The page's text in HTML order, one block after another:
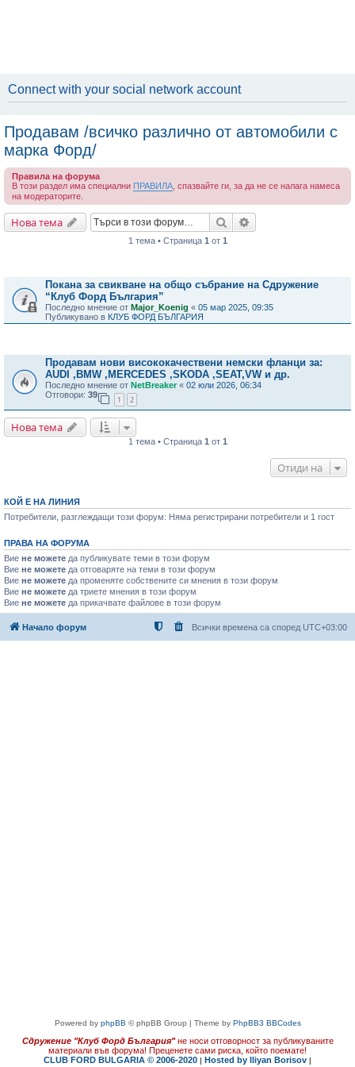
Connect with your social network account
Продавам /всичко различно от автомобили с
марка Форд/
Правила на форума
В този раздел има специални ПРАВИЛА , спазвайте ги, за да не се налага намеса
на модераторите.
Нова тема Търсене
1 тема • Страница 1 от 1
Покана за свикване на общо събрание на Сдружение
“Клуб Форд България”
Последно мнение от Major_Koenig « 05 мар 2025, 09:35
Публикувано в КЛУБ ФОРД БЪЛГАРИЯ
Продавам нови висококачествени немски фланци за:
AUDI ,BMW ,MERCEDES ,SKODA ,SEAT,VW и др.
Последно мнение от NetBreaker « 02 юли 2026, 06:34
Отговори: 39
1 2
Нова тема
1 тема • Страница 1 от 1
Отиди на
КОЙ Е НА ЛИНИЯ
Потребители, разглеждащи този форум: Няма регистрирани потребители и 1 гост
ПРАВА НА ФОРУМА
Вие не можете да публикувате теми в този форум
Вие не можете да отговаряте на теми в този форум
Вие не можете да променяте собствените си мнения в този форум
Вие не можете да триете мнения в този форум
Вие не можете да прикачвате файлове в този форум
Начало форум Всички времена са според UTC+03:00
Powered by phpBB © phpBB Group | Theme by PhpBB3 BBCodes
Сдружение "Клуб Форд България" не носи отговорност за публикуваните
материали във форума! Преценете сами риска, който поемате!
CLUB FORD BULGARIA © 2006-2020 | Hosted by Iliyan Borisov |